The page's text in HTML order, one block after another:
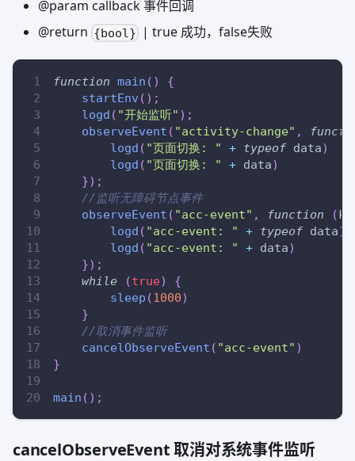
@param callback 事件回调
@return {bool} | true 成功，false失败
function main ( )
{
startEnv ( ) ;
logd ( "开始监听" ) ;
observeEvent ( "activity-change" ,
logd ( "页面切换: " + typeof data)
logd ( "页面切换: " + data)
}) ;
//监听无障碍节点事件
observeEvent ( "acc-event" , function (
logd ( "acc-event: " + typeof data)
logd ( "acc-event: " + data)
}) ;
while
(true)
{
sleep (1000)
}
//取消事件监听
cancelObserveEvent ( "acc-event" )
}
main ( ) ;
cancelObserveEvent 取消对系统事件监听